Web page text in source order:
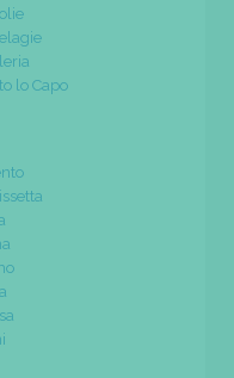
lo Capo